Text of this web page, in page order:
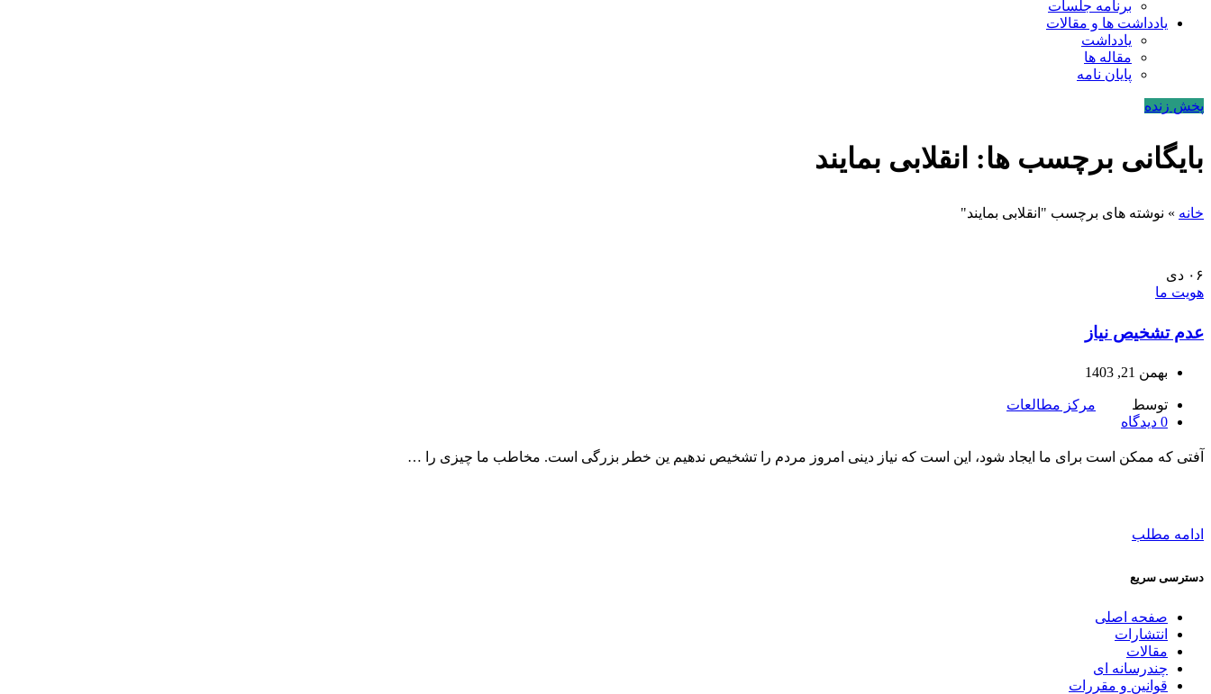
برنامه جلسات
یادداشت ها و مقالات
یادداشت
مقاله ها
پایان نامه
پخش زنده
بایگانی برچسب ها: انقلابی بمایند
خانه » نوشته های برچسب "انقلابی بمایند"
۰۶ دی
هویت ما
عدم تشخیص نیاز
بهمن 21, 1403
توسط
مرکز مطالعات
0 دیدگاه
آفتی که ممکن است برای ما ایجاد شود، این است که نیاز دینی امروز مردم را تشخیص ندهیم ین خطر بزرگی است. مخاطب ما چیزی را …
ادامه مطلب
دسترسی سریع
صفحه اصلی
انتشارات
مقالات
چندرسانه ای
قوانین و مقررات